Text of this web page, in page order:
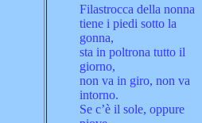
Filastrocca della nonna
tiene i piedi sotto la
gonna,
sta in poltrona tutto il
giorno,
non va in giro, non va
intorno.
Se c’è il sole, oppure